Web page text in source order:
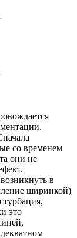
со временем
они не
в
ширинкой)
это